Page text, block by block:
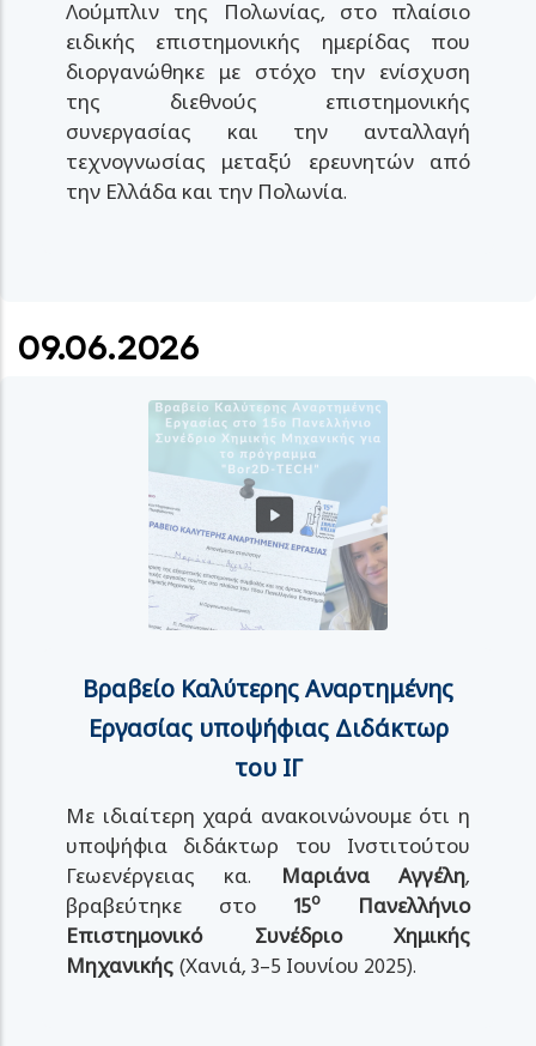
Λούμπλιν της Πολωνίας, στο πλαίσιο
ειδικής επιστημονικής ημερίδας που
διοργανώθηκε με στόχο την ενίσχυση
της διεθνούς επιστημονικής
συνεργασίας και την ανταλλαγή
τεχνογνωσίας μεταξύ ερευνητών από
την Ελλάδα και την Πολωνία.
09.06.2026
Βραβείο Καλύτερης Αναρτημένης
Εργασίας υποψήφιας Διδάκτωρ
του ΙΓ
Με ιδιαίτερη χαρά ανακοινώνουμε ότι η
υποψήφια διδάκτωρ του Ινστιτούτου
Γεωενέργειας κα. Μαριάνα Αγγέλη,
βραβεύτηκε στο 15οΠανελλήνιο
Επιστημονικό Συνέδριο Χημικής
Μηχανικής(Χανιά, 3–5 Ιουνίου 2025).